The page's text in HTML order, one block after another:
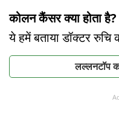
कोलन कैंसर क्या होता है?
ये हमें बताया डॉक्टर रुचि
लल्लनटॉप